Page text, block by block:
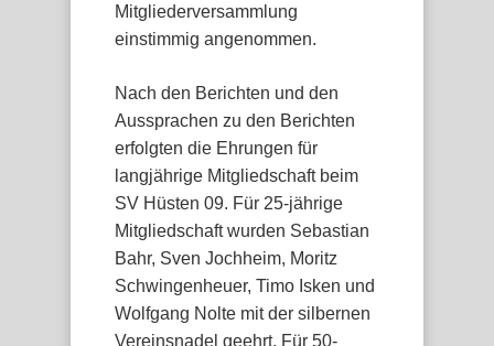
Mitgliederversammlung
einstimmig angenommen.
Nach den Berichten und den
Aussprachen zu den Berichten
erfolgten die Ehrungen für
langjährige Mitgliedschaft beim
SV Hüsten 09. Für 25-jährige
Mitgliedschaft wurden Sebastian
Bahr, Sven Jochheim, Moritz
Schwingenheuer, Timo Isken und
Wolfgang Nolte mit der silbernen
Vereinsnadel geehrt. Für 50-